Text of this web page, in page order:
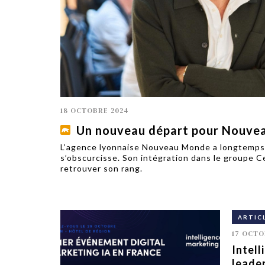
SERVICES
OPINIONS
LA REVUE
ARTICLE
PARTENAIRE
18 OCTOBRE 2024
Un nouveau départ pour
L’agence lyonnaise Nouveau Monde a
s’obscurcisse. Son intégration dans le groupe
retrouver son rang.
17